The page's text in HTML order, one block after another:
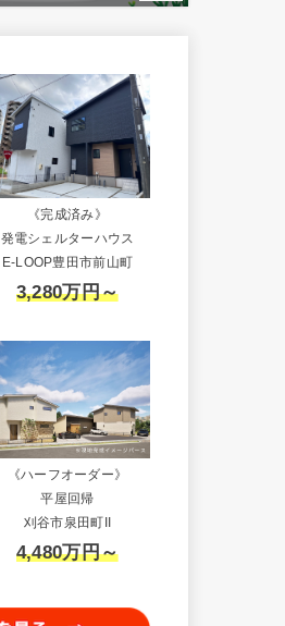
《完成済み》
発電シェルターハウス
E-LOOP豊田市前山町
3,280万円～
《ハーフオーダー》
平屋回帰
刈谷市泉田町II
4,480万円～